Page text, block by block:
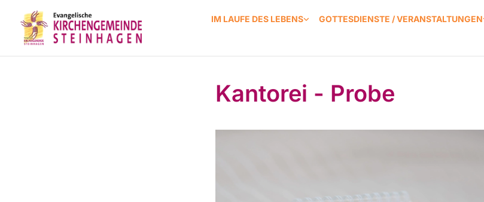
IM LAUFE DES LEBENS GOTTESDIENSTE / VERANSTALTUNGEN
Kantorei - Probe